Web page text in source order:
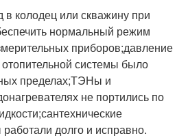
Клапан на воду
в колодец или скважину при
нормальный режим
приборов;давление
системы было
пределах;ТЭНы и
не портились по
долго и исправно.